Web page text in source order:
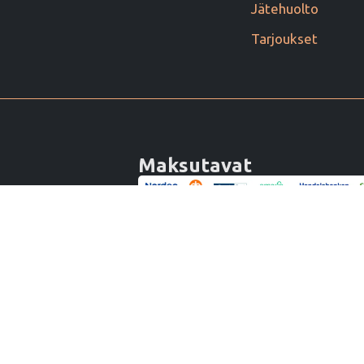
Jätehuolto
Tarjoukset
Maksutavat